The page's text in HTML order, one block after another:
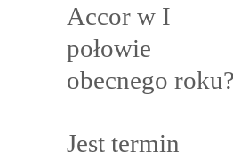
Accor w I
połowie
obecnego
Jest termin